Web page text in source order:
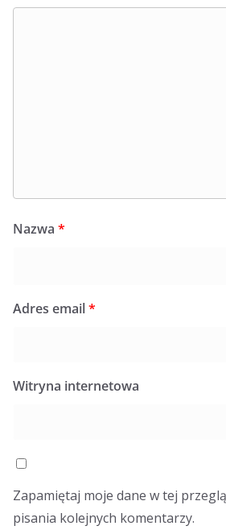
Nazwa *
Adres email*
Witryna internetowa
Zapamiętaj moje dane w tej
pisania kolejnych komentarzy.